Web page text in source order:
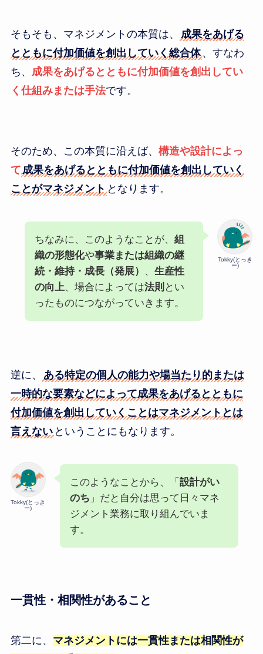
そもそも、マネジメントの本質は、
成果をあげる
とともに付加価値を創出していく総合体 、すなわ
ち、 成果をあげるとともに付加価値を創出してい
く仕組みまたは手法です。
そのため、この本質に沿えば、 構造や設計によっ
て 成果をあげるとともに付加価値を創出していく
ことがマネジメント となります。
Tokky(とっき
ー)
ちなみに、このようなことが、 組
織の形態化や事業または組織の継
続・維持・成長（発展）
、 生産性
の向上、場合によっては法則 とい
ったものにつながっていきます。
逆に、
ある特定の個人の能力や場当たり的または
一時的な要素などによって成果をあげるとともに
付加価値を創出していくことはマネジメントとは
言えない ということにもなります。
Tokky(とっき
ー)
このようなことから、「 設計がい
のち 」だと自分は思って日々マネ
ジメント業務に取り組んでいま
す。
一貫性・相関性があること
第二に、 マネジメントには一貫性または相関性が